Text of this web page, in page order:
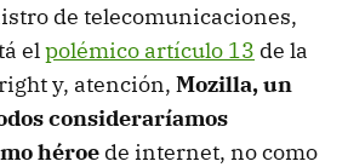
de telecomunicaciones,
elpolémico artículo 13 de la
y, atención, Mozilla, un
consideraríamos
héroe de internet, no como